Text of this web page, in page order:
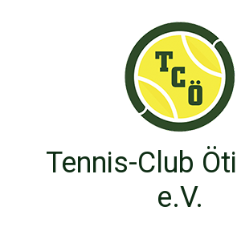
Tennis-Club
e.V.